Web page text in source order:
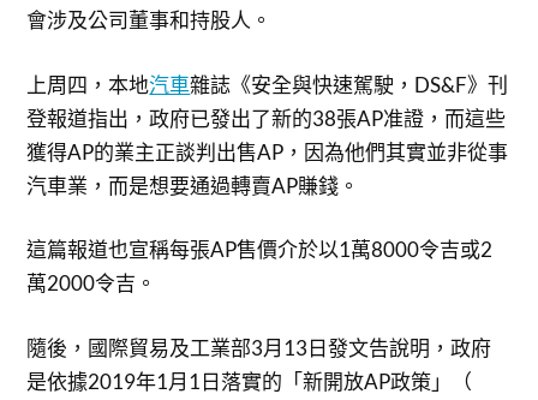
會涉及公司董事和持股人。
上周四，本地汽車雜誌《安全與快速駕駛，DS&F》刊
登報道指出，政府已發出了新的38張AP准證，而這些
獲得AP的業主正談判出售AP，因為他們其實並非從事
汽車業，而是想要通過轉賣AP賺錢。
這篇報道也宣稱每張AP售價介於以1萬8000令吉或2
萬2000令吉。
隨後，國際貿易及工業部3月13日發文告說明，政府
是依據2019年1月1日落實的「新開放AP政策」（